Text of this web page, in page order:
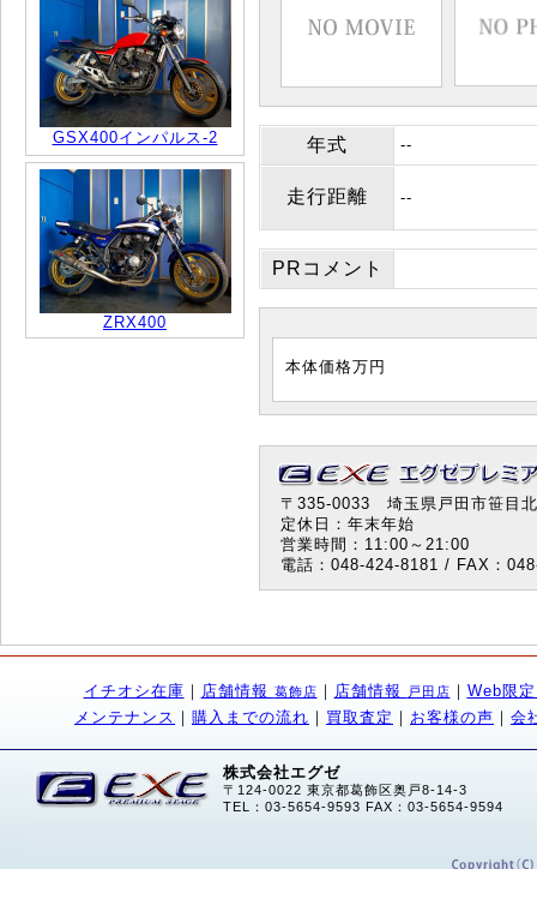
GSX400インパルス-2
ZRX400
年式 --
走行距離 --
PRコメント
本体価格万円
〒335-0033 埼玉県戸田市笹目
定休日：年末年始
営業時間：11:00～21:00
電話：048-424-8181 / FAX：
イチオシ在庫 ｜ 店舗情報 葛飾店 ｜ 店舗情報 戸田店 ｜ Web限
メンテナンス ｜ 購入までの流れ ｜ 買取査定 ｜ お客様の声 ｜ 会
株式会社エグゼ
〒124-0022 東京都葛飾区奥戸8-14-3
TEL：03-5654-9593 FAX：03-5654-9594